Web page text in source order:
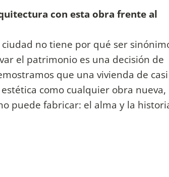
con esta obra frente al
no tiene por qué ser
el patrimonio es una decisión de
que una vivienda de casi
como cualquier obra nueva,
puede fabricar: el alma y la